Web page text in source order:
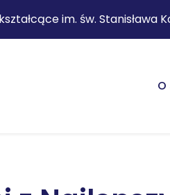
im. św. Stanisława